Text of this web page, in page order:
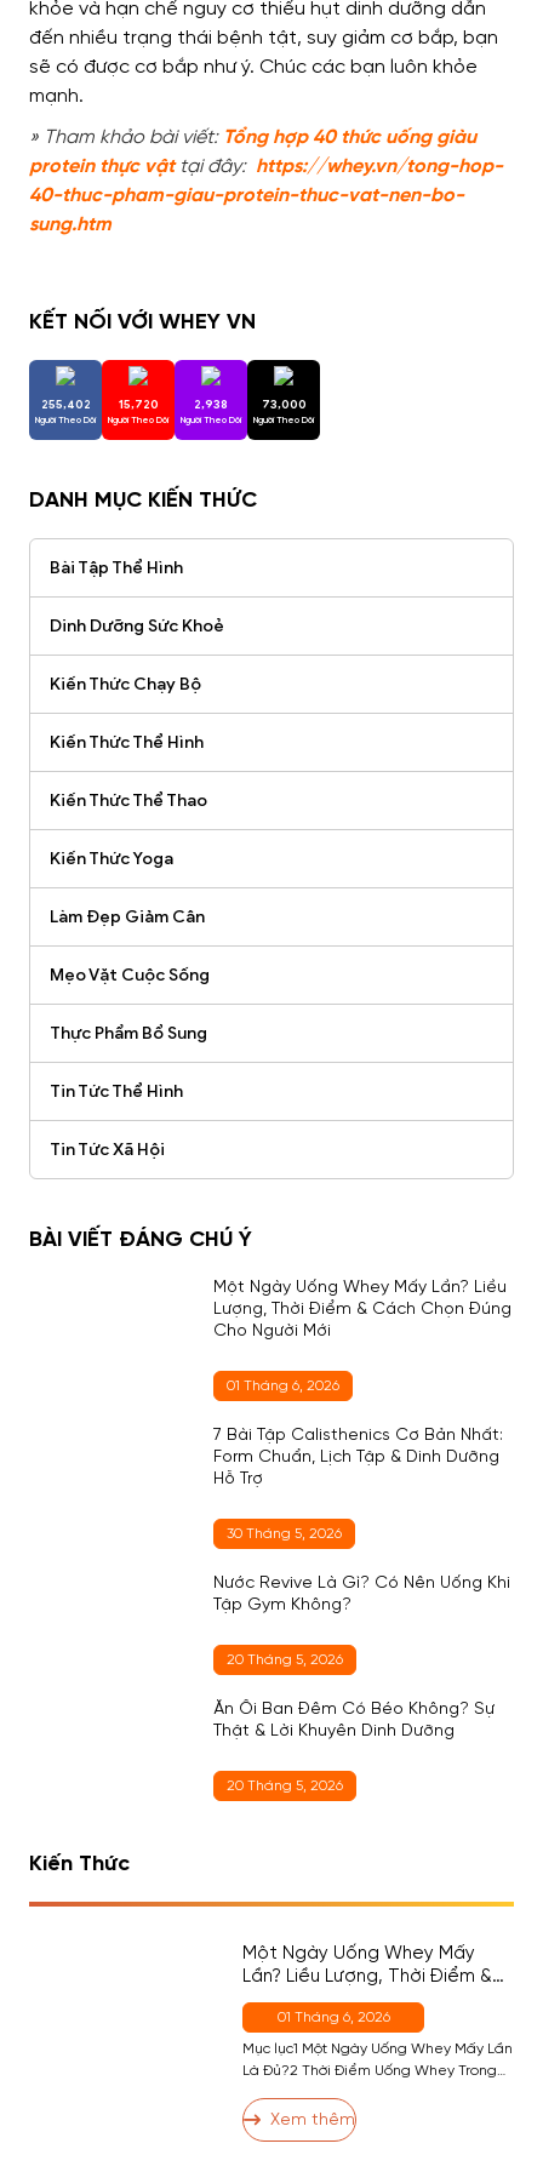
khỏe và hạn chế nguy cơ thiếu hụt dinh dưỡng dẫn
đến nhiều trạng thái bệnh tật, suy giảm cơ bắp, bạn
sẽ có được cơ bắp như ý. Chúc các bạn luôn khỏe
mạnh.
» Tham khảo bài viết: Tổng hợp 40 thức uống giàu
protein thực vật tại đây: https://whey.vn/tong-hop-
40-thuc-pham-giau-protein-thuc-vat-nen-bo-
sung.htm
KẾT NỐI VỚI WHEY VN
255,402
Người Theo Dõi
15,720
Người Theo Dõi
2,938
Người Theo Dõi
73,000
Người Theo Dõi
DANH MỤC KIẾN THỨC
Bài Tập Thể Hình
Dinh Dưỡng Sức Khoẻ
Kiến Thức Chạy Bộ
Kiến Thức Thể Hình
Kiến Thức Thể Thao
Kiến Thức Yoga
Làm Đẹp Giảm Cân
Mẹo Vặt Cuộc Sống
Thực Phẩm Bổ Sung
Tin Tức Thể Hình
Tin Tức Xã Hội
BÀI VIẾT ĐÁNG CHÚ Ý
Một Ngày Uống Whey Mấy Lần? Liều
Lượng, Thời Điểm & Cách Chọn Đúng
Cho Người Mới
01 Tháng 6, 2026
7 Bài Tập Calisthenics Cơ Bản Nhất:
Form Chuẩn, Lịch Tập & Dinh Dưỡng
Hỗ Trợ
30 Tháng 5, 2026
Nước Revive Là Gì? Có Nên Uống Khi
Tập Gym Không?
20 Tháng 5, 2026
Ăn Ổi Ban Đêm Có Béo Không? Sự
Thật & Lời Khuyên Dinh Dưỡng
20 Tháng 5, 2026
Kiến Thức
Một Ngày Uống Whey Mấy
Lần? Liều Lượng, Thời Điểm &
Cách Chọn Đúng Cho Người
Mới
01 Tháng 6, 2026
Mục lục1 Một Ngày Uống Whey Mấy Lần
Là Đủ?2 Thời Điểm Uống Whey Trong
Thời Điểm 1 (Quan Trọng Nhất) — Sau
Tập2.2 Thời Điểm 2 — Buổi Sáng (Nếu
Xem thêm